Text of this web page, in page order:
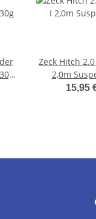
Zeck Hitch
2,0m
15,95